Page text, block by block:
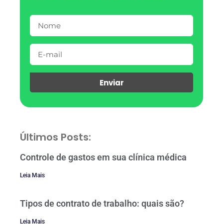
Enviar
Últimos Posts:
Controle de gastos em sua clínica médica
Leia Mais
Tipos de contrato de trabalho: quais são?
Leia Mais